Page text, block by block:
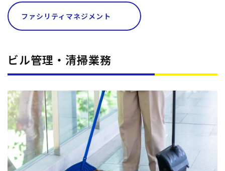
ファシリティマネジメント
ビル管理・清掃業務